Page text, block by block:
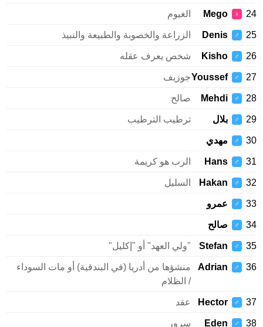
24
♀
Mego الغيوم
25
♂
Denis الزراعة والخصوبة والطبيعة والنبيذ
26
♂
Kisho شخص يعرف عقله
27
♂
Youssefجوزيف
28
♂
Mehdi صالح
29
♂ بلال ترطيب الترطيب
30
♂ مهدي
31
♂
Hans الرب هو كريمة
32
♂
Hakan السليل
33
♂ عمرو
34
♂ صالح
35
♂
Stefan "ولي العهد" أو "إكليل"
36
♂
Adrian
منشؤها من أدريا (في البندقية) أو مات السوداء
/ الظلام
37
♂
Hector عقد
38
♂
Eden سرور